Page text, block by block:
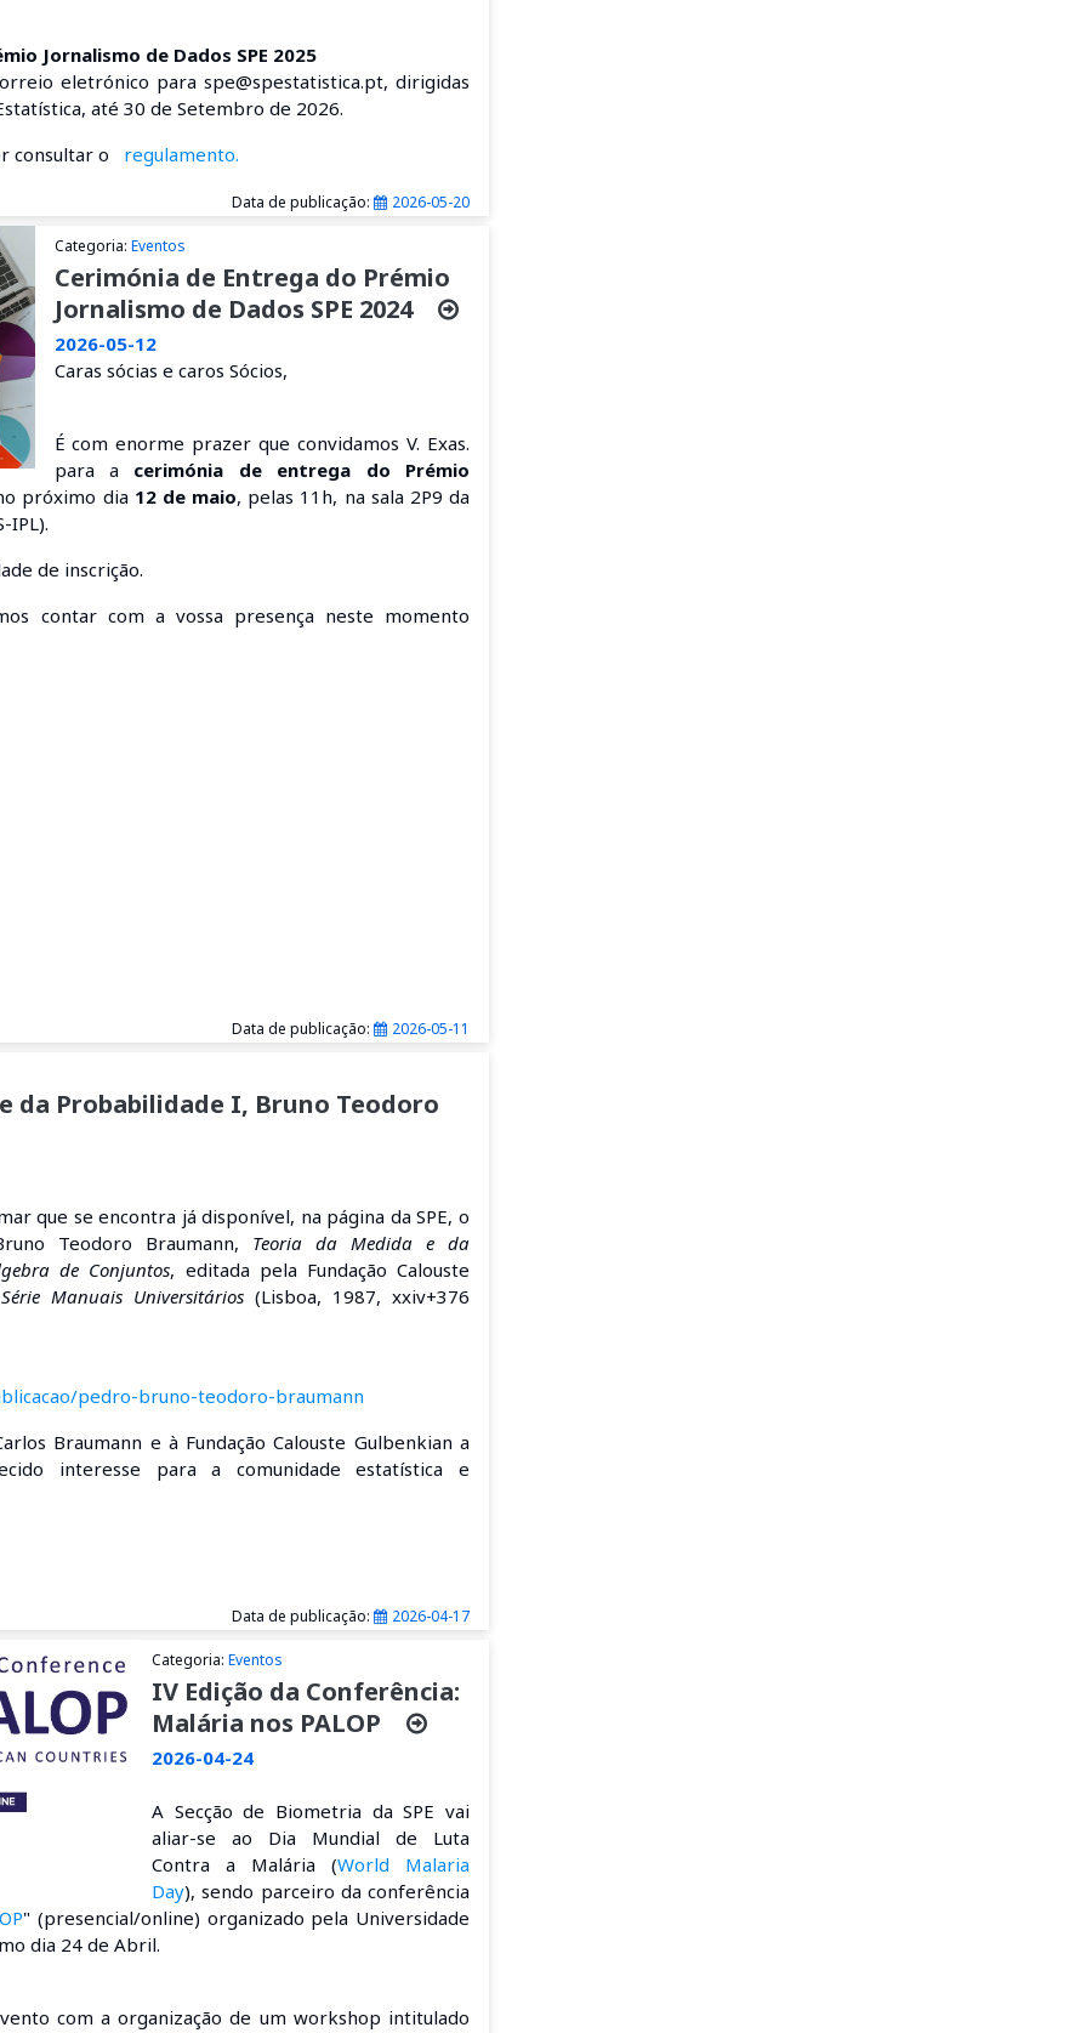
Jornalismo de Dados SPE 2025
eletrónico para spe@spestatistica.pt, dirigidas
até 30 de Setembro de 2026.
consultar o regulamento.
Data de publicação: 2026-05-20
Categoria: Eventos
Cerimónia de Entrega do Prémio
Jornalismo de Dados SPE 2024
2026-05-12
Caras sócias e caros Sócios,
É com enorme prazer que convidamos V. Exas.
para a cerimónia de entrega do Prémio
próximo dia 12 de maio, pelas 11h, na sala 2P9 da
IPL).
de inscrição.
contar com a vossa presença neste momento
Data de publicação: 2026-05-11
da Probabilidade I, Bruno Teodoro
que se encontra já disponível, na página da SPE, o
Teodoro Braumann, Teoria da Medida e da
de Conjuntos, editada pela Fundação Calouste
Série Manuais Universitários (Lisboa, 1987, xxiv+376
pedro-bruno-teodoro-braumann
Braumann e à Fundação Calouste Gulbenkian a
interesse para a comunidade estatística e
Data de publicação: 2026-04-17
Categoria:Eventos
IV Edição da Conferência:
Malária nos PALOP
2026-04-24
A Secção de Biometria da SPE vai
aliar-se ao Dia Mundial de Luta
Contra a Malária (World Malaria
Day), sendo parceiro da conferência
" (presencial/online) organizado pela Universidade
dia 24 de Abril.
com a organização de um workshop intitulado